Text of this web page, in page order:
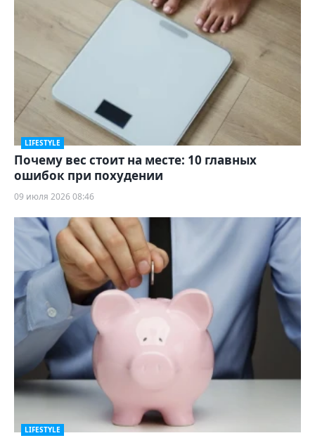
LIFESTYLE
Почему вес стоит на месте: 10 главных
ошибок при похудении
09 июля 2026 08:46
LIFESTYLE